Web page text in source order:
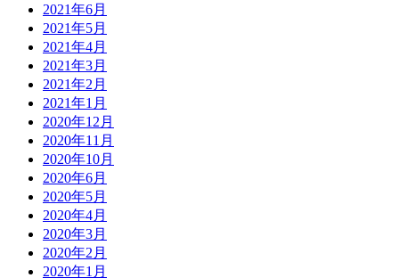
2021年6月
2021年5月
2021年4月
2021年3月
2021年2月
2021年1月
2020年12月
2020年11月
2020年10月
2020年6月
2020年5月
2020年4月
2020年3月
2020年2月
2020年1月